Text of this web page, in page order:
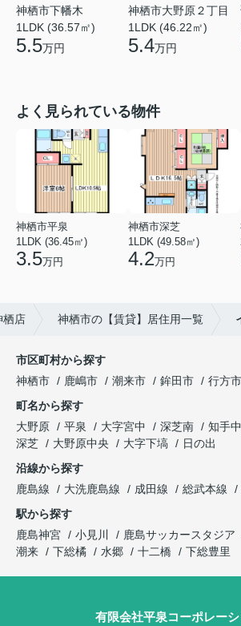
神栖市下幡木
1LDK (36.57㎡)
5.5万円
神栖市大野原２丁目
1LDK (46.22㎡)
5.4万円
よく見られている物件
神栖市平泉
1LDK (36.45㎡)
3.5万円
神栖市深芝
1LDK (49.58㎡)
4.2万円
栖店 神栖市の【賃貸】居住用一覧
市区町村から探す
神栖市
鹿嶋市 潮来市 鉾田市 行方市
町名から探す
大野原
平泉 大字宮中 深芝南 知手
深芝
大野原中央 大字下塙
日の出
沿線から探す
鹿島線
大洗鹿島線 成田線 総武本線
駅から探す
鹿島神宮
小見川 鹿島サッカースタジア
潮来
下総橘 水郷 十二橋 下総豊里
有限会社平泉コーポレー